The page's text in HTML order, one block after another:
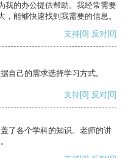
我的办公提供帮助。我经常需要
能够快速找到我需要的信息。
支持[0] 反对[0]
自己的需求选择学习方式。
支持[0] 反对[0]
了各个学科的知识。老师的讲